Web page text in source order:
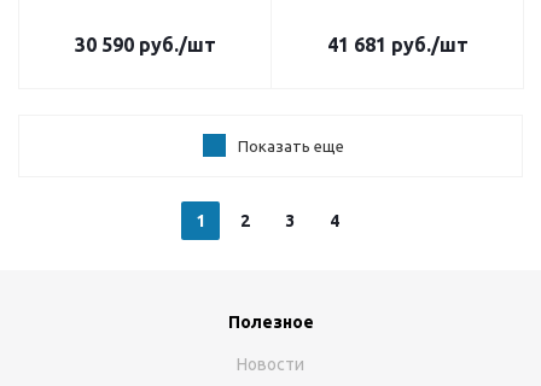
30 590 руб./шт 41 681 руб./шт
Показать еще
1 2 3 4
Полезное
Новости